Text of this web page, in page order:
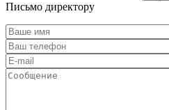
Письмо директору